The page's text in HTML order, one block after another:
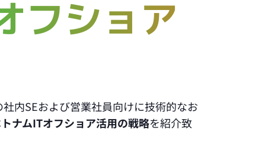
フショア
内SEおよび営業社員向けに技術的なお
ナムITオフショア活用の戦略を紹介致